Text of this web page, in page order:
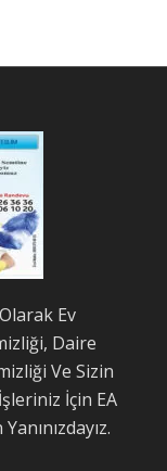
Ev
Daire
Ve Sizin
İçin EA